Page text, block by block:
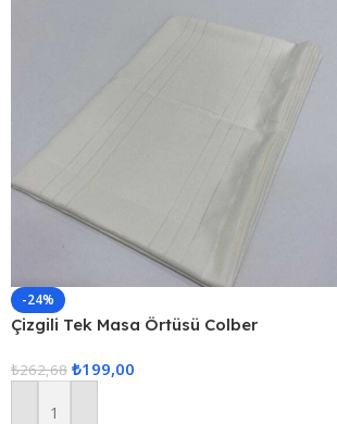
-24%
Çizgili Tek Masa Örtüsü Colber
₺262,68 ₺199,00